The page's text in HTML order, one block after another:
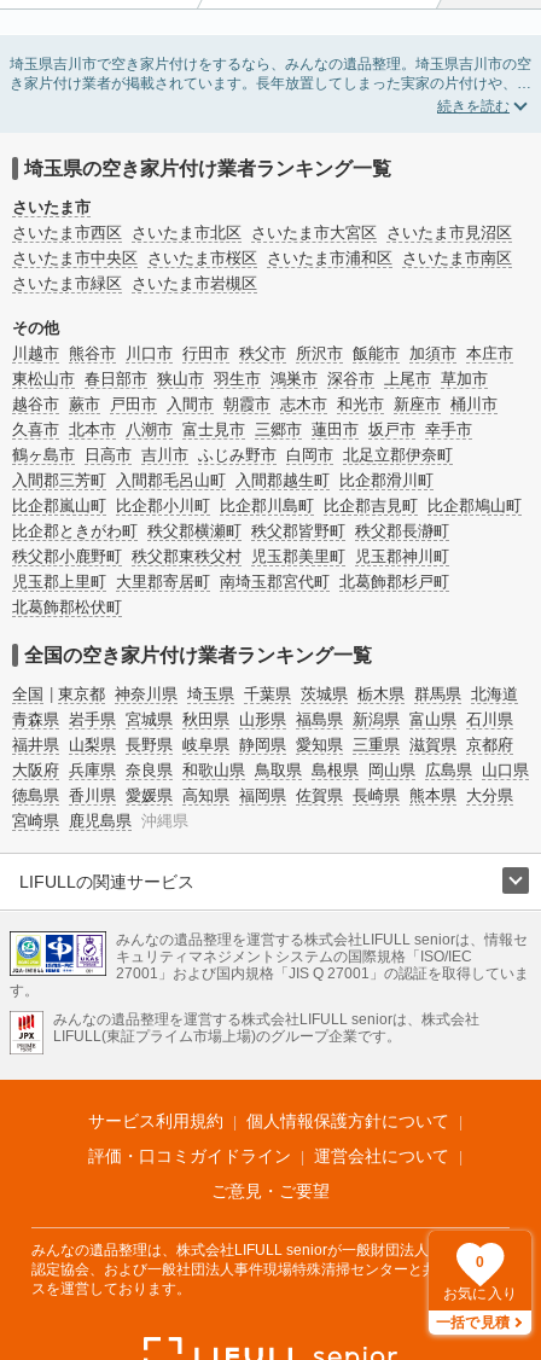
0
お気に入り
一括で見積
埼玉県吉川市で空き家片付けをするなら、みんなの遺品整理。埼玉県吉川市の空
き家片付け業者が掲載されています。長年放置してしまった実家の片付けや、相
続したが住む予定のない親の家の不用品の処分・回収・引き取りまで対応してい
してみましょう。
また家一軒まるごとの掃除方法・空家対策特別措置法の法改正に伴う空き家の片
付けについての情報も豊富です。
埼玉県の空き家片付け業者ランキング一覧
さいたま市
さいたま市西区
さいたま市北区 さいたま市大宮区
さいたま市見沼区
さいたま市中央区
さいたま市桜区 さいたま市浦和区
さいたま市南区
さいたま市緑区
さいたま市岩槻区
その他
川越市 熊谷市 川口市 行田市 秩父市 所沢市 飯能市 加須市 本庄市
東松山市 春日部市 狭山市 羽生市 鴻巣市 深谷市 上尾市 草加市
越谷市 蕨市 戸田市 入間市 朝霞市 志木市 和光市 新座市 桶川市
久喜市 北本市 八潮市 富士見市 三郷市 蓮田市 坂戸市 幸手市
鶴ヶ島市
日高市 吉川市 ふじみ野市 白岡市 北足立郡伊奈町
入間郡三芳町
入間郡毛呂山町 入間郡越生町
比企郡滑川町
比企郡嵐山町
比企郡小川町 比企郡川島町 比企郡吉見町
比企郡鳩山町
比企郡ときがわ町 秩父郡横瀬町 秩父郡皆野町 秩父郡長瀞町
秩父郡小鹿野町 秩父郡東秩父村 児玉郡美里町
児玉郡神川町
児玉郡上里町 大里郡寄居町 南埼玉郡宮代町 北葛飾郡杉戸町
北葛飾郡松伏町
全国の空き家片付け業者ランキング一覧
全国 東京都 神奈川県 埼玉県 千葉県 茨城県 栃木県 群馬県 北海道
青森県 岩手県 宮城県 秋田県 山形県 福島県 新潟県 富山県 石川県
福井県 山梨県 長野県 岐阜県 静岡県 愛知県 三重県 滋賀県 京都府
大阪府 兵庫県 奈良県 和歌山県 鳥取県 島根県 岡山県 広島県 山口県
徳島県 香川県 愛媛県 高知県 福岡県 佐賀県 長崎県 熊本県 大分県
宮崎県 鹿児島県 沖縄県
LIFULLの関連サービス
不動産・住宅
引越し 老人ホーム 地方創生 ママの就労支援
不動産クラウドファンディング 遺品整理 老後の暮らし情報
LIFULL HOME'Sのサービス
不動産・住宅
不動産査定 マンション専門売却査定 不動産投資 アドバイザー
不動産アーカイブ
空き家バンク 家賃相場 不動産会社
まちむすび
不動産用語集 住まいのお役立ち情報
LIFULL HOME'S PRESS
アプリ 不動産データ 不動産転職
みんなの遺品整理を運営する株式会社LIFULL seniorは、情報セ
キュリティマネジメントシステムの国際規格「ISO/IEC
27001」および国内規格「JIS Q 27001」の認証を取得していま
す。
みんなの遺品整理を運営する株式会社LIFULL seniorは、株式会社
LIFULL(東証プライム市場上場)のグループ企業です。
サービス利用規約
個人情報保護方針について
評価・口コミガイドライン
運営会社について
ご意見・ご要望
みんなの遺品整理は、株式会社LIFULL seniorが一般財団法人遺品整理士
認定協会、および一般社団法人事件現場特殊清掃センターと共同でサービ
スを運営しております。